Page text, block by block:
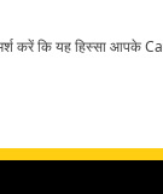
करें कि यह हिस्सा आपके